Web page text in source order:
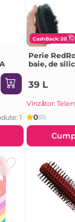
1
CashBack: 20
Perie
baie, de
39 L
Vînzător:
0(0)